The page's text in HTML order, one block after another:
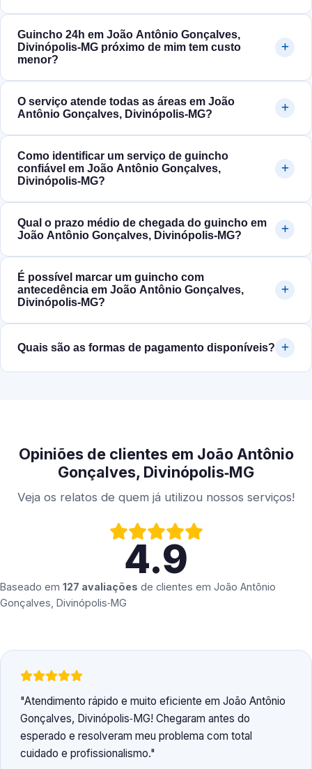
Guincho 24h em João Antônio Gonçalves,
Divinópolis‑MG próximo de mim tem custo
menor?
O serviço atende todas as áreas em João
Antônio Gonçalves, Divinópolis‑MG?
Como identificar um serviço de guincho
confiável em João Antônio Gonçalves,
Divinópolis‑MG?
Qual o prazo médio de chegada do guincho em
João Antônio Gonçalves, Divinópolis‑MG?
É possível marcar um guincho com
antecedência em João Antônio Gonçalves,
Divinópolis‑MG?
Quais são as formas de pagamento disponíveis?
Opiniões de clientes em João Antônio
Gonçalves, Divinópolis‑MG
Veja os relatos de quem já utilizou nossos serviços!
4.9
Baseado em 127 avaliações de clientes em João Antônio
Gonçalves, Divinópolis‑MG
Atendimento rápido e muito eficiente em João Antônio
Gonçalves, Divinópolis‑MG! Chegaram antes do
esperado e resolveram meu problema com total
cuidado e profissionalismo.